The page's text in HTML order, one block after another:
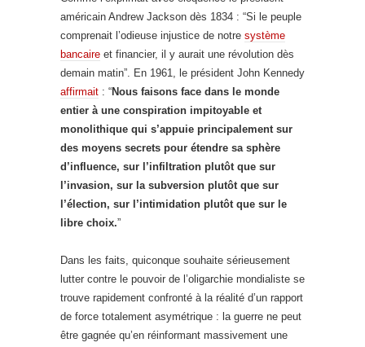
américain Andrew Jackson dès 1834 : “Si le peuple
comprenait l’odieuse injustice de notre système
bancaire et financier, il y aurait une révolution dès
demain matin”. En 1961, le président John Kennedy
affirmait : “Nous faisons face dans le monde
entier à une conspiration impitoyable et
monolithique qui s’appuie principalement sur
des moyens secrets pour étendre sa sphère
d’influence, sur l’infiltration plutôt que sur
l’invasion, sur la subversion plutôt que sur
l’élection, sur l’intimidation plutôt que sur le
libre choix.”
Dans les faits, quiconque souhaite sérieusement
lutter contre le pouvoir de l’oligarchie mondialiste se
trouve rapidement confronté à la réalité d’un rapport
de force totalement asymétrique : la guerre ne peut
être gagnée qu’en réinformant massivement une